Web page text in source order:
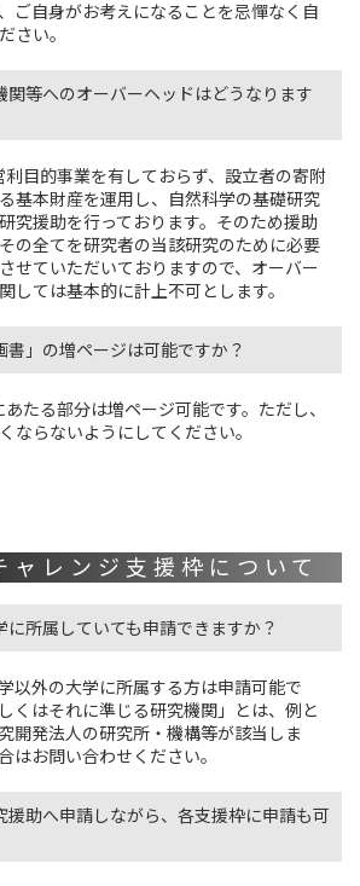
ご自身がお考えになることを忌憚なく自
さい。
関等へのオーバーヘッドはどうなります
利目的事業を有しておらず、設立者の寄附
基本財産を運用し、自然科学の基礎研究
究援助を行っております。そのため援助
の全てを研究者の当該研究のために必要
せていただいておりますので、オーバー
しては基本的に計上不可とします。
書」の増ページは可能ですか？
たる部分は増ページ可能です。ただし、
ならないようにしてください。
ャレンジ支援枠について
に所属していても申請できますか？
以外の大学に所属する方は申請可能で
くはそれに準じる研究機関」とは、例と
開発法人の研究所・機構等が該当しま
はお問い合わせください。
援助へ申請しながら、各支援枠に申請も可